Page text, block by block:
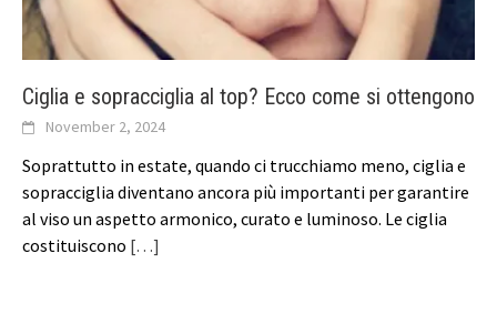
Ciglia e sopracciglia al top? Ecco come si ottengono
November 2, 2024
Soprattutto in estate, quando ci trucchiamo meno, ciglia e
sopracciglia diventano ancora più importanti per garantire
al viso un aspetto armonico, curato e luminoso. Le ciglia
costituiscono […]